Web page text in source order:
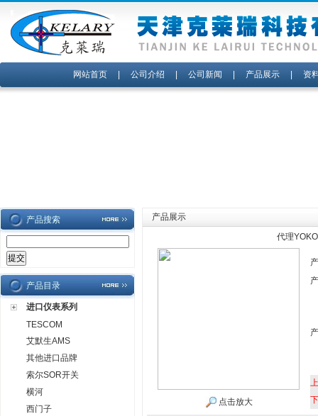
网站首页| 公司介绍 公司新闻 产品展示| 资
产品搜索
产品目录
进口仪表系列
TESCOM
艾默生AMS
其他进口品牌
索尔SOR开关
横河
西门子
产品展示
代理
点击放大